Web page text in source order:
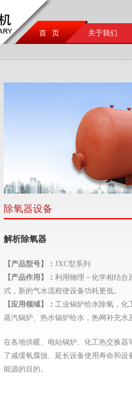
首 页 关于我们
除氧器设备
解析除氧器
【产品型号】： JXC型系列
【产品作用】： 利用物理－化学相结合
式 ，新的气水流程使设备功耗更低。
【应用领域】： 工业锅炉给水除氧，化
蒸汽锅炉、热水锅炉给水，热网补充水
在各地供暖、电站锅炉、化工热交换器
了减缓氧腐蚀、延长设备使用寿命和设
能源的目的。